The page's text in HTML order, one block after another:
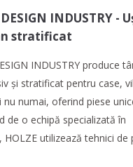
INDUSTRY -
stratificat
INDUSTRY produce
și stratificat pentru case,
nu numai, oferind piese
de o echipă specializată în
HOLZE utilizează tehnici de